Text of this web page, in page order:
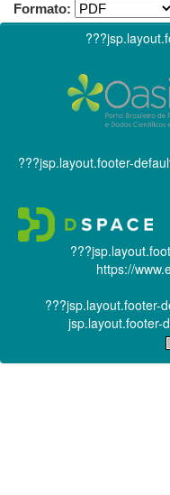
Formato:
???jsp.layout.footer-
https://
???jsp.layout.footer-
jsp.layout.footer-